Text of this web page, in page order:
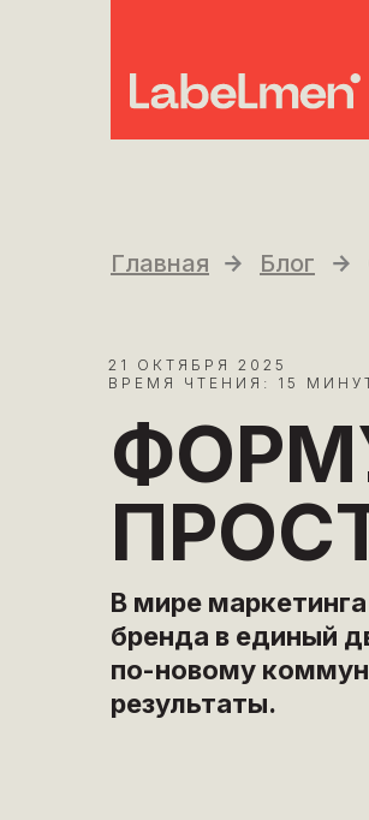
Главная Блог
21 ОКТЯБРЯ 2025
ВРЕМЯ ЧТЕНИЯ: 15
В мире
бренда в единый
по-новому
результаты.